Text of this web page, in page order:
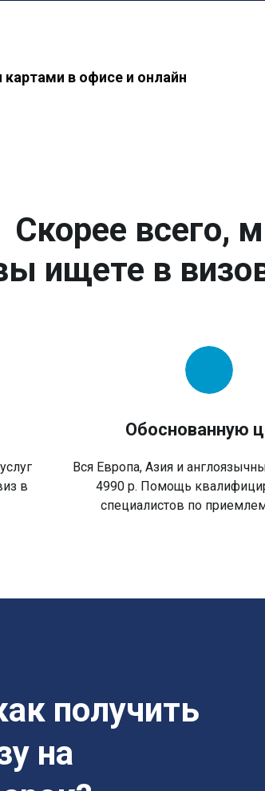
в офисе и онлайн
Скорее всего,
ищете в
в
Обоснованную
Вся Европа, Азия и
4990 р. Помощь
специалистов по
получить
на